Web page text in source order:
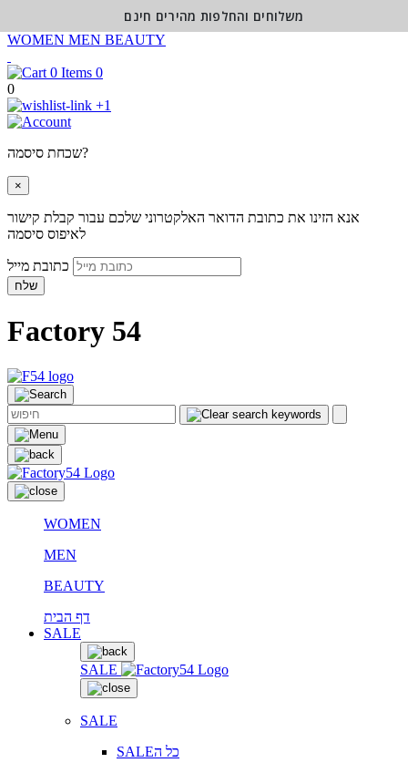
WOMEN MEN BEAUTY
0
0
+1
שכחת סיסמה?
×
אנא הזינו את כתובת הדואר האלקטרוני שלכם עבור קבלת קישור
לאיפוס סיסמה
שלח
Factory 54
WOMEN
MEN
BEAUTY
דף הבית
SALE
SALE
SALE
SALEכל ה
משלוחים והחלפות מהירים חינם